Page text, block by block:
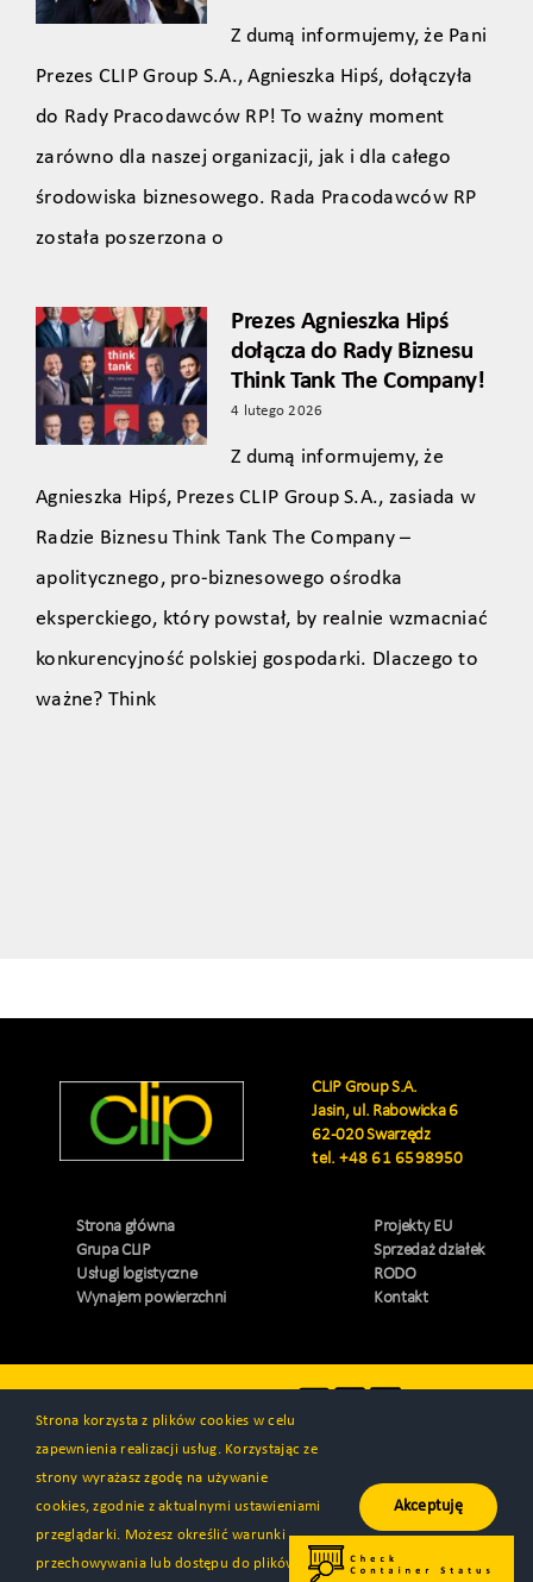
Z dumą informujemy, że Pani
Prezes CLIP Group S.A., Agnieszka Hipś, dołączyła
do Rady Pracodawców RP! To ważny moment
zarówno dla naszej organizacji, jak i dla całego
środowiska biznesowego. Rada Pracodawców RP
została poszerzona o
Prezes Agnieszka Hipś
dołącza do Rady Biznesu
Think Tank The Company!
4 lutego 2026
Z dumą informujemy, że
Agnieszka Hipś, Prezes CLIP Group S.A., zasiada w
Radzie Biznesu Think Tank The Company –
apolitycznego, pro‑biznesowego ośrodka
eksperckiego, który powstał, by realnie wzmacniać
konkurencyjność polskiej gospodarki. Dlaczego to
ważne? Think
CLIP Group S.A.
Jasin, ul. Rabowicka 6
62-020 Swarzędz
tel.+48 61 6598950
Strona główna
Grupa CLIP
Usługi logistyczne
Wynajem powierzchni
Projekty EU
Sprzedaż działek
RODO
Kontakt
© Wszystkie prawa zastrzeżone 2000 - 2026 | CLIP Group S.A. |
Wykonanie Programa™
Strona korzysta z plików cookies w celu
zapewnienia realizacji usług. Korzystając ze
strony wyrażasz zgodę na używanie
cookies, zgodnie z aktualnymi ustawieniami
przeglądarki. Możesz określić warunki
przechowywania lub dostępu do plików
Akceptuję